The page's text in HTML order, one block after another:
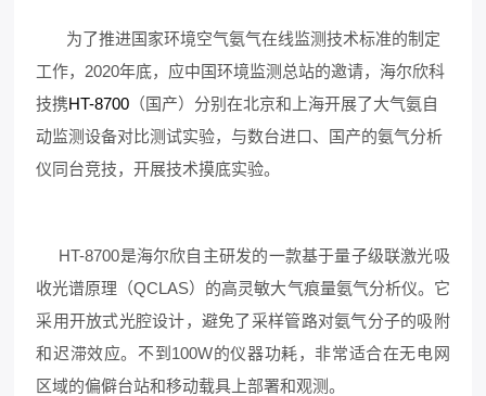
为了推进国家环境空气氨气在线监测技术标准的制定
工作，2020年底，应中国环境监测总站的邀请，海尔欣科
技携HT-8700 （国产）分别在北京和上海开展了大气氨自
动监测设备对比测试实验，与数台进口、国产的氨气分析
仪同台竞技，开展技术摸底实验。
HT-8700是海尔欣自主研发的一款基于量子级联激光吸
收光谱原理（QCLAS）的高灵敏大气痕量氨气分析仪。它
采用开放式光腔设计，避免了采样管路对氨气分子的吸附
和迟滞效应。不到100W的仪器功耗，非常适合在无电网
区域的偏僻台站和移动载具上部署和观测。